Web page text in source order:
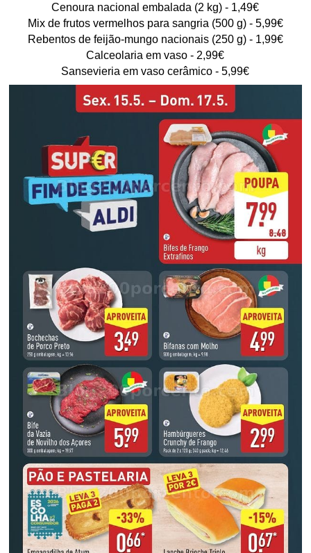
Cenoura nacional embalada (2 kg) - 1,49€
Mix de frutos vermelhos para sangria (500 g) - 5,99€
Rebentos de feijão-mungo nacionais (250 g) - 1,99€
Calceolaria em vaso - 2,99€
Sansevieria em vaso cerâmico - 5,99€